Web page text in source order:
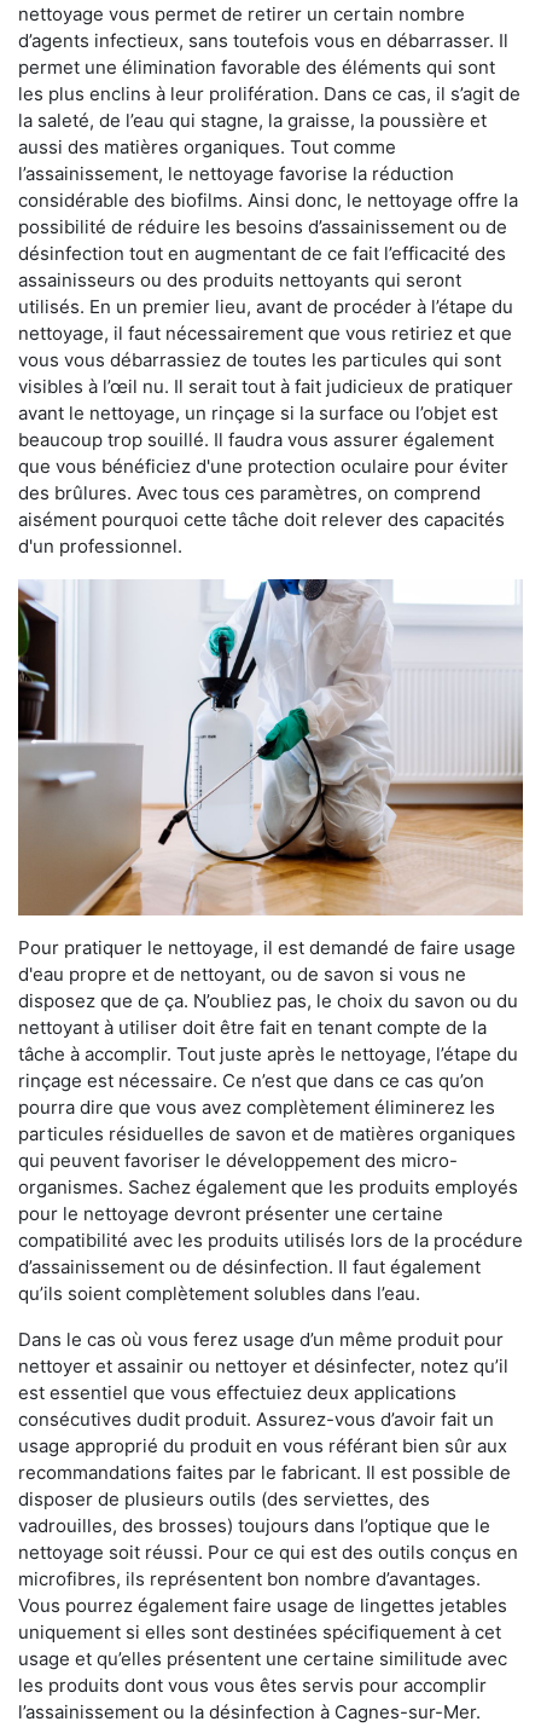
nettoyage vous permet de retirer un certain nombre
d’agents infectieux, sans toutefois vous en débarrasser. Il
permet une élimination favorable des éléments qui sont
les plus enclins à leur prolifération. Dans ce cas, il s’agit de
la saleté, de l’eau qui stagne, la graisse, la poussière et
aussi des matières organiques. Tout comme
l’assainissement, le nettoyage favorise la réduction
considérable des biofilms. Ainsi donc, le nettoyage offre la
possibilité de réduire les besoins d’assainissement ou de
désinfection tout en augmentant de ce fait l’efficacité des
assainisseurs ou des produits nettoyants qui seront
utilisés. En un premier lieu, avant de procéder à l’étape du
nettoyage, il faut nécessairement que vous retiriez et que
vous vous débarrassiez de toutes les particules qui sont
visibles à l’œil nu. Il serait tout à fait judicieux de pratiquer
avant le nettoyage, un rinçage si la surface ou l’objet est
beaucoup trop souillé. Il faudra vous assurer également
que vous bénéficiez d'une protection oculaire pour éviter
des brûlures. Avec tous ces paramètres, on comprend
aisément pourquoi cette tâche doit relever des capacités
d'un professionnel.
Pour pratiquer le nettoyage, il est demandé de faire usage
d'eau propre et de nettoyant, ou de savon si vous ne
disposez que de ça. N’oubliez pas, le choix du savon ou du
nettoyant à utiliser doit être fait en tenant compte de la
tâche à accomplir. Tout juste après le nettoyage, l’étape du
rinçage est nécessaire. Ce n’est que dans ce cas qu’on
pourra dire que vous avez complètement éliminerez les
particules résiduelles de savon et de matières organiques
qui peuvent favoriser le développement des micro-
organismes. Sachez également que les produits employés
pour le nettoyage devront présenter une certaine
compatibilité avec les produits utilisés lors de la procédure
d’assainissement ou de désinfection. Il faut également
qu’ils soient complètement solubles dans l’eau.
Dans le cas où vous ferez usage d’un même produit pour
nettoyer et assainir ou nettoyer et désinfecter, notez qu’il
est essentiel que vous effectuiez deux applications
consécutives dudit produit. Assurez-vous d’avoir fait un
usage approprié du produit en vous référant bien sûr aux
recommandations faites par le fabricant. Il est possible de
disposer de plusieurs outils (des serviettes, des
vadrouilles, des brosses) toujours dans l’optique que le
nettoyage soit réussi. Pour ce qui est des outils conçus en
microfibres, ils représentent bon nombre d’avantages.
Vous pourrez également faire usage de lingettes jetables
uniquement si elles sont destinées spécifiquement à cet
usage et qu’elles présentent une certaine similitude avec
les produits dont vous vous êtes servis pour accomplir
l’assainissement ou la désinfection à Cagnes-sur-Mer.